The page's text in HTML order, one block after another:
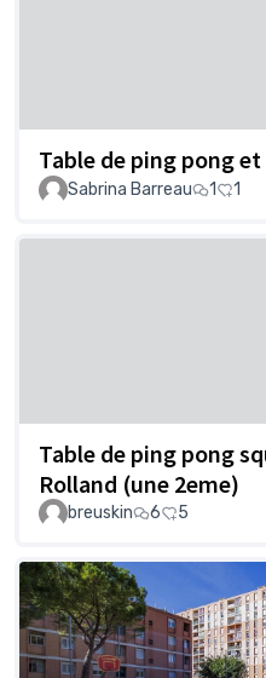
Table de ping pong
Sabrina Barreau
1 1
Table de ping pong
Rolland (une 2eme)
breuskin 6 5